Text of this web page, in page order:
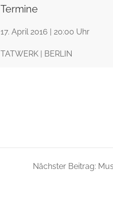
Termine
17. April 2016 | 20:00 Uhr
TATWERK | BERLIN
Nächster Beitrag: